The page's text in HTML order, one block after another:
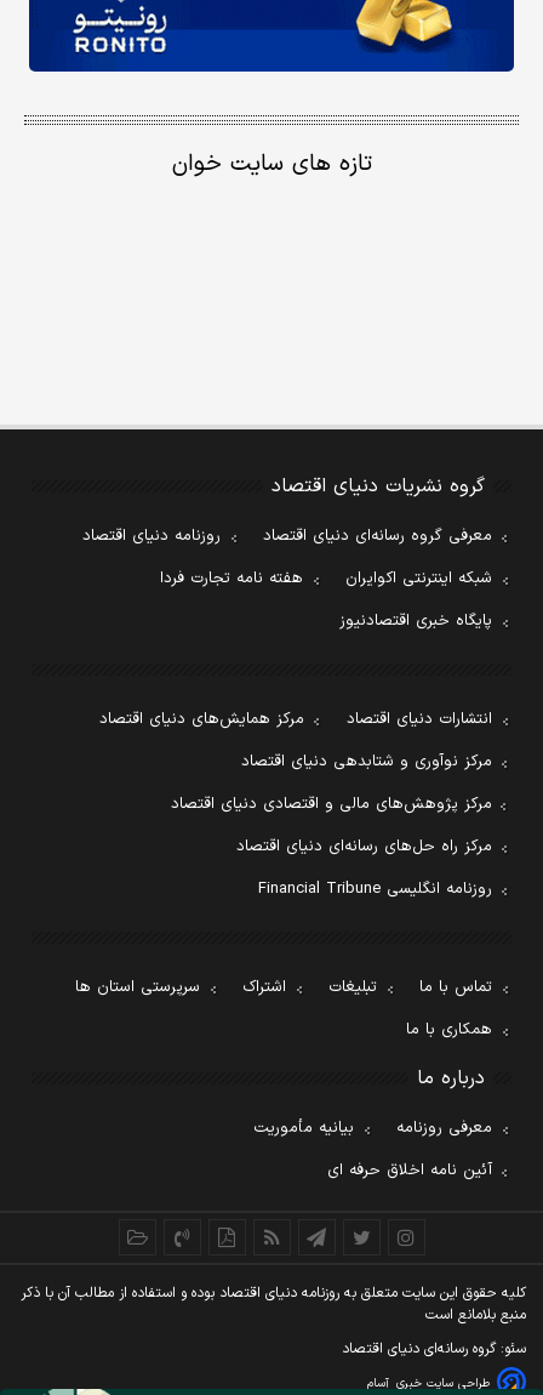
تازه های سایت خوان
گروه نشریات دنیای اقتصاد
معرفی گروه رسانه‌ای دنیای اقتصاد
روزنامه دنیای اقتصاد
شبکه اینترنتی اکوایران
هفته نامه تجارت فردا
پایگاه خبری اقتصادنیوز
انتشارات دنیای اقتصاد
مرکز همایش‌های دنیای اقتصاد
مرکز نوآوری و شتابدهی دنیای اقتصاد
مرکز پژوهش‌های مالی و اقتصادی دنیای اقتصاد
مرکز راه حل‌های رسانه‌ای دنیای اقتصاد
روزنامه انگلیسی Financial Tribune
تماس با ما تبلیغات اشتراک
سرپرستی استان ها
همکاری با ما
درباره ما
معرفی روزنامه
بیانیه مأموریت
آئین نامه اخلاق حرفه ای
کليه حقوق اين سايت متعلق به روزنامه دنيای اقتصاد بوده و استفاده از مطالب آن با ذکر
منبع بلامانع است
سئو: گروه رسانه‌ای دنیای اقتصاد
طراحی سایت خبری آسام